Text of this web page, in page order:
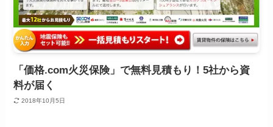
「価格.com火災保険」で無料見積もり！5社から資
料が届く
2018年10月5日